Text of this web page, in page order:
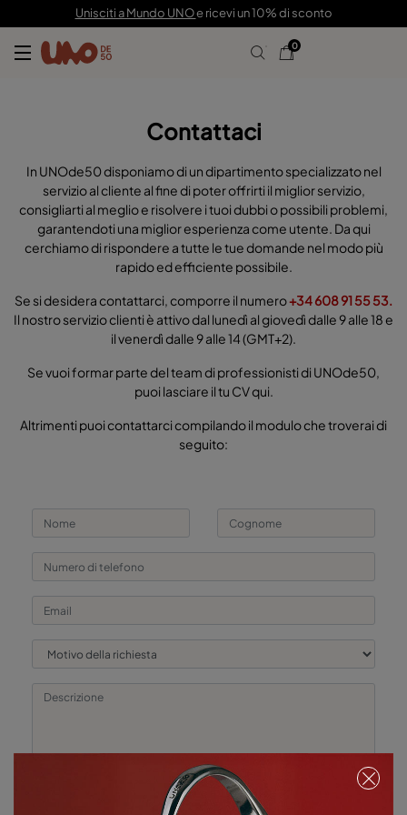
Unisciti a Mundo UNOe ricevi un 10% di sconto
0
Contattaci
In UNOde50 disponiamo di un dipartimento specializzato nel
servizio al cliente al fine di poter offrirti il miglior servizio,
consigliarti al meglio e risolvere i tuoi dubbi o possibili problemi,
garantendoti una miglior esperienza come utente. Da qui
cerchiamo di rispondere a tutte le tue domande nel modo più
rapido ed efficiente possibile.
Se si desidera contattarci, comporre il numero+34 608 91 55 53.
Il nostro servizio clienti è attivo dal lunedì al giovedì dalle 9 alle 18 e
il venerdì dalle 9 alle 14 (GMT+2).
Se vuoi formar parte del team di professionisti di UNOde50,
puoi lasciare il tu CVqui.
Altrimenti puoi contattarci compilando il modulo che troverai di
seguito:
Accetto i termini e le condizioni